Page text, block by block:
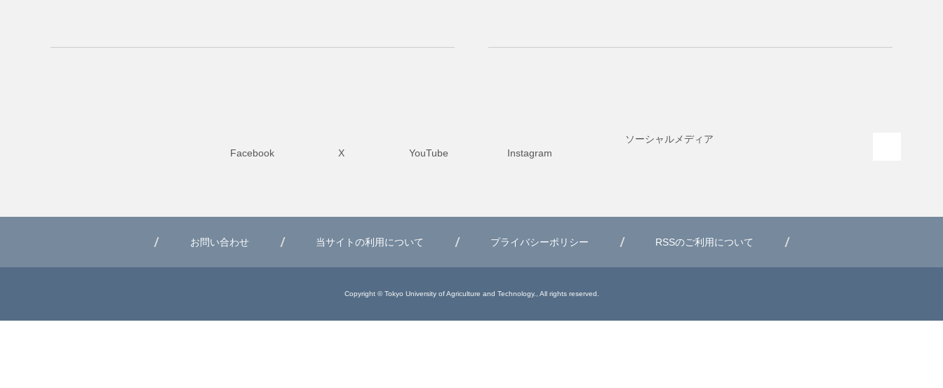
Facebook
X YouTube Instagram
ソーシャルメディア
お問い合わせ 当サイトの利用について プライバシーポリシー RSSのご利用について
Copyright © Tokyo University of Agriculture and Technology., All rights reserved.